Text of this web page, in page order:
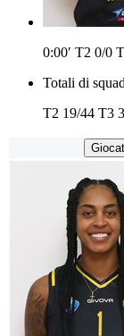
0:00′ T2 0/0
Totali di
T2 19/44 T3